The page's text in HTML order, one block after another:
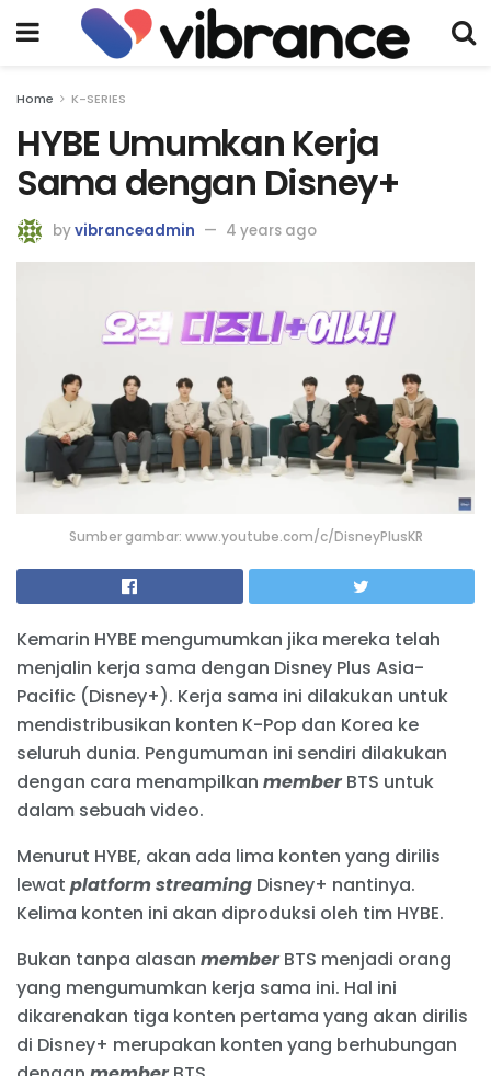
Home K-SERIES
HYBE Umumkan Kerja
Sama dengan Disney+
byvibranceadmin 4 years ago
Sumber gambar: www.youtube.com/c/DisneyPlusKR
Kemarin HYBE mengumumkan jika mereka telah
menjalin kerja sama dengan Disney Plus Asia-
Pacific (Disney+). Kerja sama ini dilakukan untuk
mendistribusikan konten K-Pop dan Korea ke
seluruh dunia. Pengumuman ini sendiri dilakukan
dengan cara menampilkan memberBTS untuk
dalam sebuah video.
Menurut HYBE, akan ada lima konten yang dirilis
lewat platform streaming Disney+ nantinya.
Kelima konten ini akan diproduksi oleh tim HYBE.
Bukan tanpa alasan memberBTS menjadi orang
yang mengumumkan kerja sama ini. Hal ini
dikarenakan tiga konten pertama yang akan dirilis
di Disney+ merupakan konten yang berhubungan